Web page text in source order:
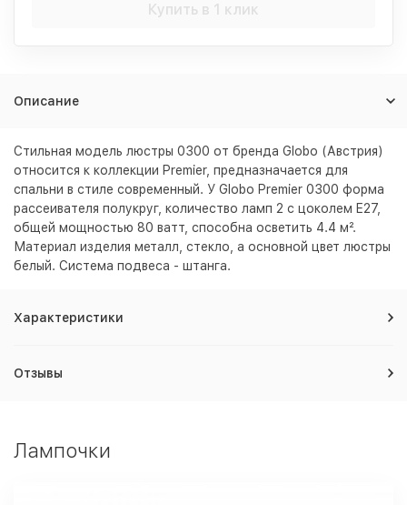
Купить в 1 клик
Описание
Стильная модель люстры 0300 от бренда Globo (Австрия)
относится к коллекции Premier, предназначается для
спальни в стиле современный. У Globo Premier 0300 форма
рассеивателя полукруг, количество ламп 2 с цоколем E27,
общей мощностью 80 ватт, способна осветить 4.4 м².
Материал изделия металл, стекло, а основной цвет люстры
белый. Система подвеса - штанга.
Характеристики
Отзывы
Лампочки